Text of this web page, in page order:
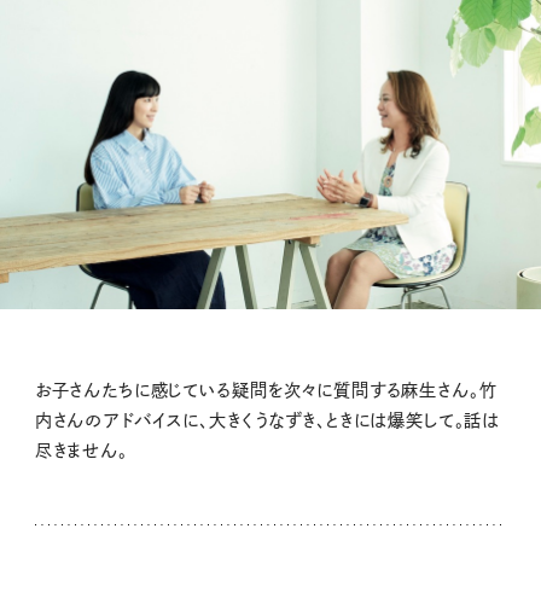
お子さんたちに感じている疑問を次々に質問する麻生さん。竹
内さんのアドバイスに、大きくうなずき、ときには爆笑して。話は
尽きません。